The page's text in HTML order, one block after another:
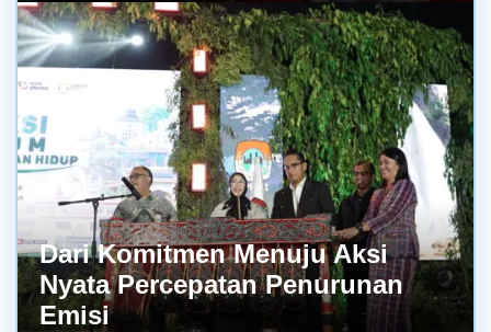
Dari Komitmen Menuju Aksi
Nyata Percepatan Penurunan
Emisi